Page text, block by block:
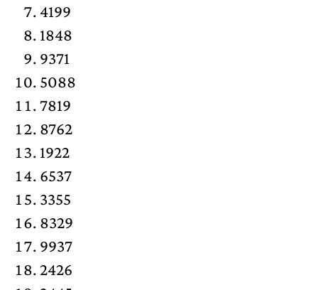
4199
1848
9371
5088
7819
8762
1922
6537
3355
8329
9937
2426